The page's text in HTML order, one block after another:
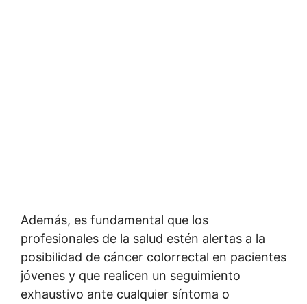
Además, es fundamental que los
profesionales de la salud estén alertas a la
posibilidad de cáncer colorrectal en pacientes
jóvenes y que realicen un seguimiento
exhaustivo ante cualquier síntoma o